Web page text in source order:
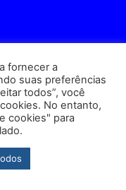
Frio – RJ, 28906-290
9h às 16h
fornecer a
suas preferências
todos”, você
No entanto,
cookies" para